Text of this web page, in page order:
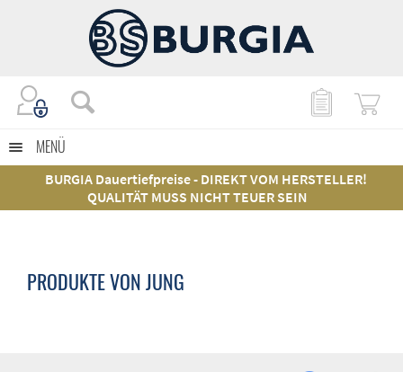
MENÜ
BURGIA Dauertiefpreise - DIREKT VOM HERSTELLER!
QUALITÄT MUSS NICHT TEUER SEIN
PRODUKTE VON JUNG